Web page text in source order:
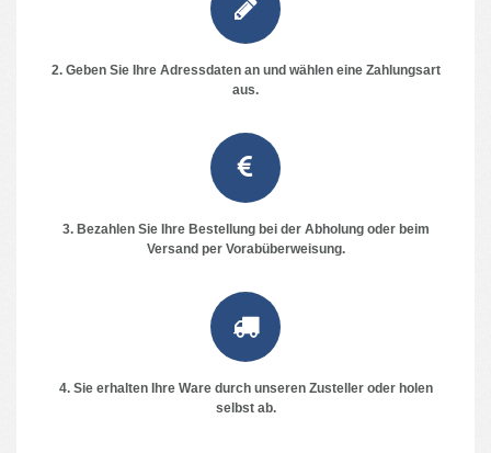
2. Geben Sie Ihre Adressdaten an und wählen eine Zahlungsart
aus.
3. Bezahlen Sie Ihre Bestellung bei der Abholung oder beim
Versand per Vorabüberweisung.
4. Sie erhalten Ihre Ware durch unseren Zusteller oder holen
selbst ab.